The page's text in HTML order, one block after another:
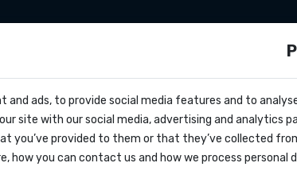
naar
and ads, to provide social media features and to
site with our social media, advertising and analytics
you’ve provided to them or that they’ve collected
how you can contact us and how we process personal